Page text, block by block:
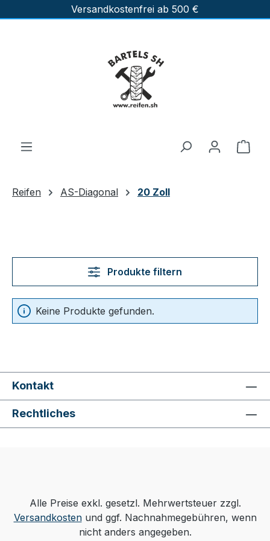
Zum Hauptinhalt springenVersandkostenfrei ab 500 €
Reifen AS-Diagonal 20 Zoll
Produkte filtern
Keine Produkte gefunden.
Kontakt
Rechtliches
Alle Preise exkl. gesetzl. Mehrwertsteuer zzgl.
Versandkostenund ggf. Nachnahmegebühren, wenn
nicht anders angegeben.